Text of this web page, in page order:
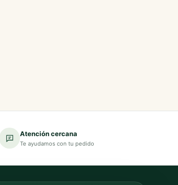
Atención cercana
Te ayudamos con tu pedido